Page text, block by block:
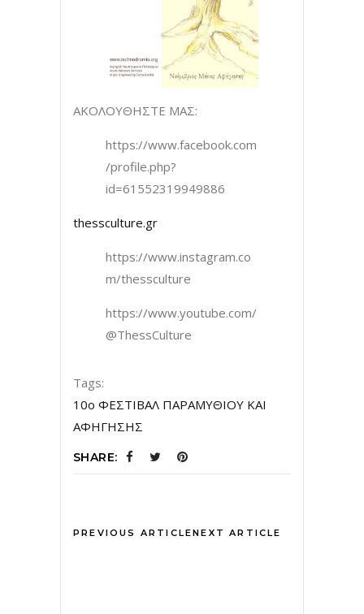
ΑΚΟΛΟΥΘΗΣΤΕ ΜΑΣ:
https://www.facebook.com
/profile.php?
id=61552319949886
thessculture.gr
https://www.instagram.co
m/thessculture
https://www.youtube.com/
@ThessCulture
Tags:
10ο ΦΕΣΤΙΒΑΛ ΠΑΡΑΜΥΘΙΟΥ ΚΑΙ
ΑΦΗΓΗΣΗΣ
SHARE:
PREVIOUS ARTICLENEXT ARTICLE